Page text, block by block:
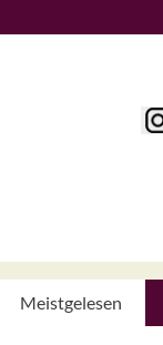
Meistgelesen